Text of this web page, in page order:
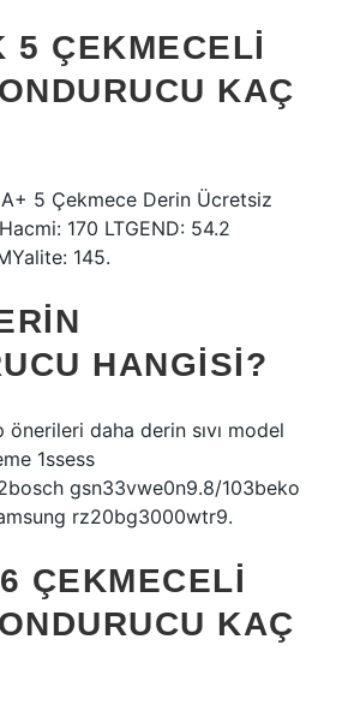
5 ÇEKMECELI
KAÇ
5 Çekmece Derin Ücretsiz
170 LTGEND: 54.2
145.
HANGISI?
daha derin sıvı model
1ssess
gsn33vwe0n9.8/103beko
rz20bg3000wtr9.
ÇEKMECELI
KAÇ